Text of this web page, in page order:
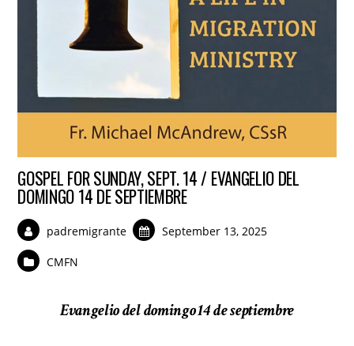
GOSPEL FOR SUNDAY, SEPT. 14 / EVANGELIO DEL
DOMINGO 14 DE SEPTIEMBRE
padremigrante September 13, 2025
CMFN
Evangelio del domingo 14 de septiembre